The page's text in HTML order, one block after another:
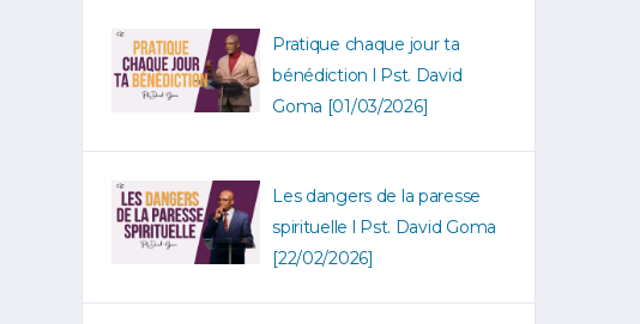
Pratique chaque jour ta
bénédiction l Pst. David
Goma [01/03/2026]
Les dangers de la paresse
spirituelle l Pst. David Goma
[22/02/2026]